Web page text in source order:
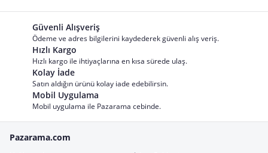
Güvenli Alışveriş
Ödeme ve adres bilgilerini kaydederek güvenli alış veriş.
Hızlı Kargo
Hızlı kargo ile ihtiyaçlarına en kısa sürede ulaş.
Kolay İade
Satın aldığın ürünü kolay iade edebilirsin.
Mobil Uygulama
Mobil uygulama ile Pazarama cebinde.
Pazarama.com